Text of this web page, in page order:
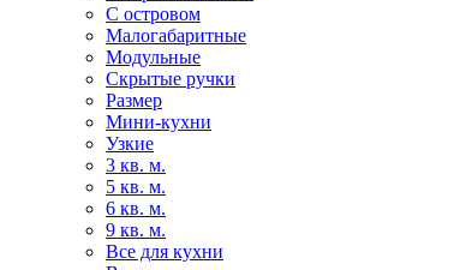
С островом
Малогабаритные
Модульные
Скрытые ручки
Размер
Мини-кухни
Узкие
3 кв. м.
5 кв. м.
6 кв. м.
9 кв. м.
Все для кухни